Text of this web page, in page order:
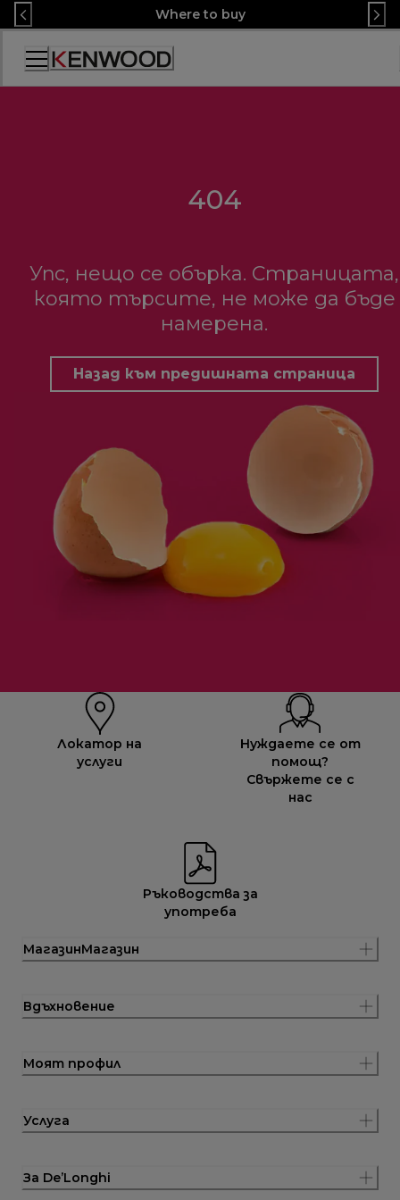
Skip
to
Content
Where to buy
Декларация
за
404
Упс, нещо се обърка. Страницата,
която търсите, не може да бъде
намерена.
Назад към предишната страница
Локатор на
услуги
Нуждаете се от
помощ?
Свържете се с
нас
Ръководства за
употреба
МагазинМагазин
Вдъхновение
Моят профил
Услуга
За De’Longhi